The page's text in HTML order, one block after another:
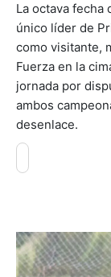
La octava fecha
único líder de
como visitante,
Fuerza en la
jornada por
ambos
desenlace.